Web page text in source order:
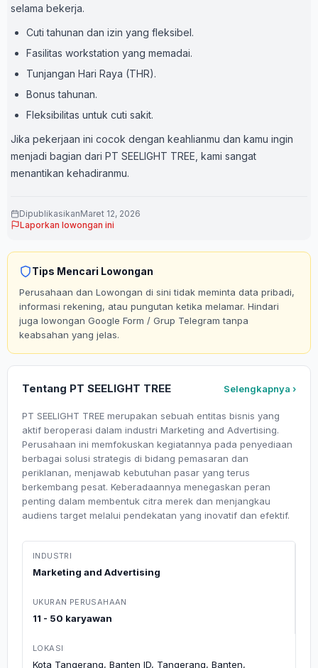
selama bekerja.
Cuti tahunan dan izin yang fleksibel.
Fasilitas workstation yang memadai.
Tunjangan Hari Raya (THR).
Bonus tahunan.
Fleksibilitas untuk cuti sakit.
Jika pekerjaan ini cocok dengan keahlianmu dan kamu ingin
menjadi bagian dari PT SEELIGHT TREE, kami sangat
menantikan kehadiranmu.
DipublikasikanMaret 12, 2026
Laporkan lowongan ini
Tips Mencari Lowongan
Perusahaan dan Lowongan di sini tidak meminta data pribadi,
informasi rekening, atau pungutan ketika melamar. Hindari
juga lowongan Google Form / Grup Telegram tanpa
keabsahan yang jelas.
Tentang PT SEELIGHT TREE Selengkapnya ›
PT SEELIGHT TREE merupakan sebuah entitas bisnis yang
aktif beroperasi dalam industri Marketing and Advertising.
Perusahaan ini memfokuskan kegiatannya pada penyediaan
berbagai solusi strategis di bidang pemasaran dan
periklanan, menjawab kebutuhan pasar yang terus
berkembang pesat. Keberadaannya menegaskan peran
penting dalam membentuk citra merek dan menjangkau
audiens target melalui pendekatan yang inovatif dan efektif.
INDUSTRI
Marketing and Advertising
UKURAN PERUSAHAAN
11 - 50 karyawan
LOKASI
Kota Tangerang, Banten ID, Tangerang, Banten,